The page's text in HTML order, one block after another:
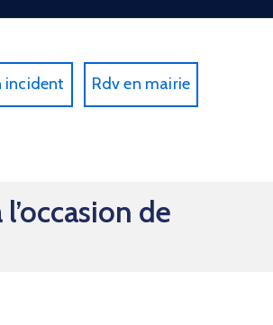
incident Rdv en mairie
de